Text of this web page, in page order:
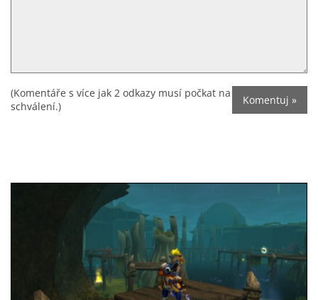
(Komentáře s více jak 2 odkazy musí počkat na
schválení.)